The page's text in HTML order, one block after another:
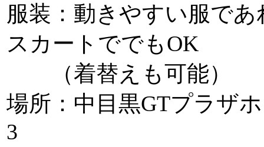
服装：動きやすい服で
スカートででもOK
（着替えも可能）
場所：中目黒GTプラザ
3